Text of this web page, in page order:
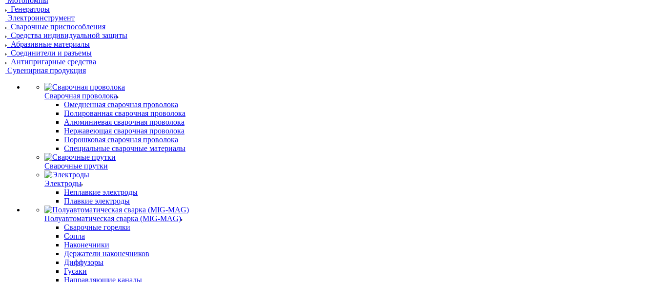
Генераторы
Электроинструмент
Сварочные приспособления
Средства индивидуальной защиты
Абразивные материалы
Соединители и разъемы
Антипригарные средства
Сувенирная продукция
Сварочная проволока
Омедненная сварочная проволока
Полированная сварочная проволока
Алюминиевая сварочная проволока
Нержавеющая сварочная проволока
Порошковая сварочная проволока
Специальные сварочные материалы
Сварочные прутки
Электроды
Неплавкие электроды
Плавкие электроды
Полуавтоматическая сварка (MIG-MAG)
Сварочные горелки
Сопла
Наконечники
Держатели наконечников
Диффузоры
Гусаки
Направляющие каналы